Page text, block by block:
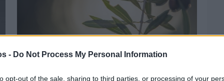
- Do Not Process My Personal Information
opt-out of the sale, sharing to third parties, or processing of your